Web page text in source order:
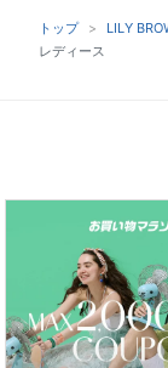
トップ LILY
レディース